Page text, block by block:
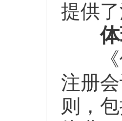
提供
《修
注册
则，